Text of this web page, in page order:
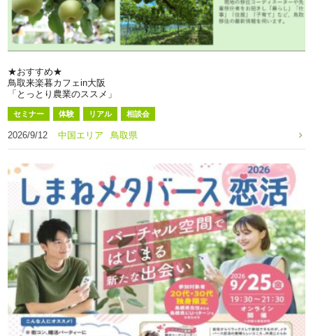
★おすすめ★
鳥取来楽暮カフェin大阪
「とっとり農業のススメ」
セミナー 体験 リアル 相談会
2026/9/12 中国エリア 鳥取県